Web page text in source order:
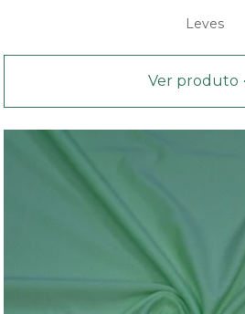
Leves
Ver produto